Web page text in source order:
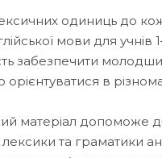
одиниць до
мови для учнів
забезпечити
в
матеріал допоможе
та граматики